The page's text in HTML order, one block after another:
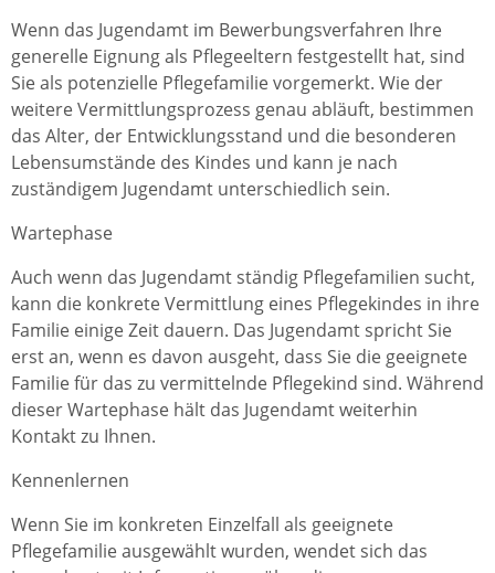
Wenn das Jugendamt im Bewerbungsverfahren Ihre
generelle Eignung als Pflegeeltern festgestellt hat, sind
Sie als potenzielle Pflegefamilie vorgemerkt. Wie der
weitere Vermittlungsprozess genau abläuft, bestimmen
das Alter, der Entwicklungsstand und die besonderen
Lebensumstände des Kindes und kann je nach
zuständigem Jugendamt unterschiedlich sein.
Wartephase
Auch wenn das Jugendamt ständig Pflegefamilien sucht,
kann die konkrete Vermittlung eines Pflegekindes in ihre
Familie einige Zeit dauern. Das Jugendamt spricht Sie
erst an, wenn es davon ausgeht, dass Sie die geeignete
Familie für das zu vermittelnde Pflegekind sind. Während
dieser Wartephase hält das Jugendamt weiterhin
Kontakt zu Ihnen.
Kennenlernen
Wenn Sie im konkreten Einzelfall als geeignete
Pflegefamilie ausgewählt wurden, wendet sich das